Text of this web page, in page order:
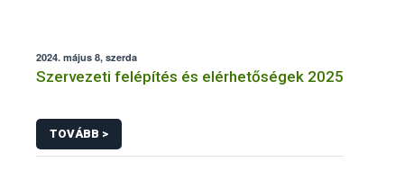
2024. május 8, szerda
Szervezeti felépítés és elérhetőségek 2025
TOVÁBB >